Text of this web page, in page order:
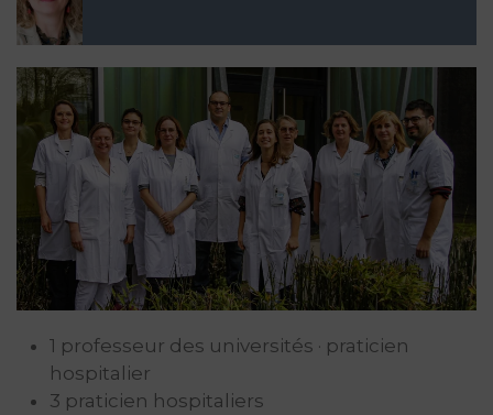
1 professeur des universités · praticien
hospitalier
3 praticien hospitaliers